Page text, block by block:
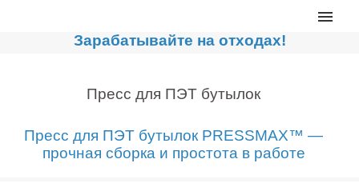
Главная
Сортировочные линии
Дробильное оборудование
Зарабатывайте на отходах!
Пресс для ПЭТ бутылок
Пресс для ПЭТ бутылок PRESSMAX™ —
прочная сборка и простота в работе